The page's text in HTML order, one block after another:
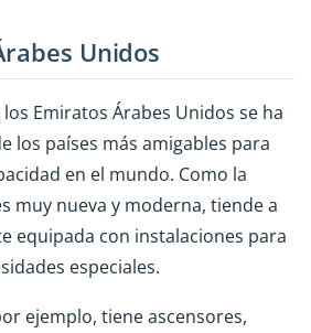
Unidos
Emiratos Árabes Unidos se ha
los países más amigables para
en el mundo. Como la
muy nueva y moderna, tiende a
equipada con instalaciones para
especiales.
ejemplo, tiene ascensores,